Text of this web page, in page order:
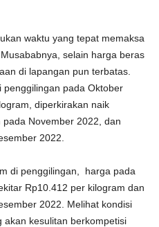
waktu yang tepat memaksa
selain harga beras
di lapangan pun terbatas.
pada Oktober
diperkirakan naik
November 2022, dan
2022.
di penggilingan, harga pada
Rp10.412 per kilogram dan
2022. Melihat kondisi
akan kesulitan berkompetisi